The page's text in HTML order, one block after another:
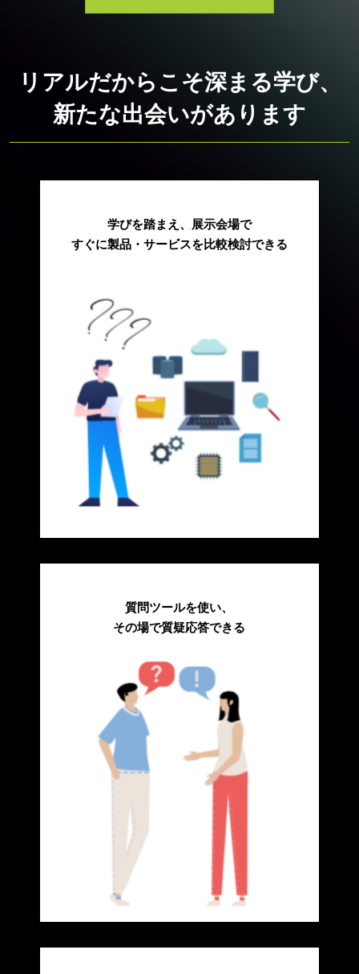
リアルだからこそ深まる学び、
新たな出会いがあります
学びを踏まえ、展示会場で
すぐに製品・サービスを比較検討できる
質問ツールを使い、
その場で質疑応答できる